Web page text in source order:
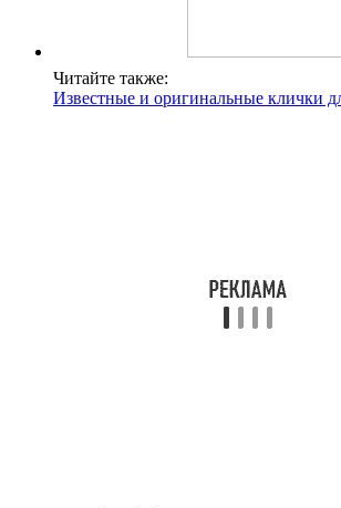
Читайте также:
Известные и оригинальные клички